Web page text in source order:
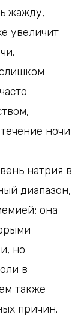
жажду,
увеличит
ночи
натрия в
диапазон,
она
но
в
также
причин.